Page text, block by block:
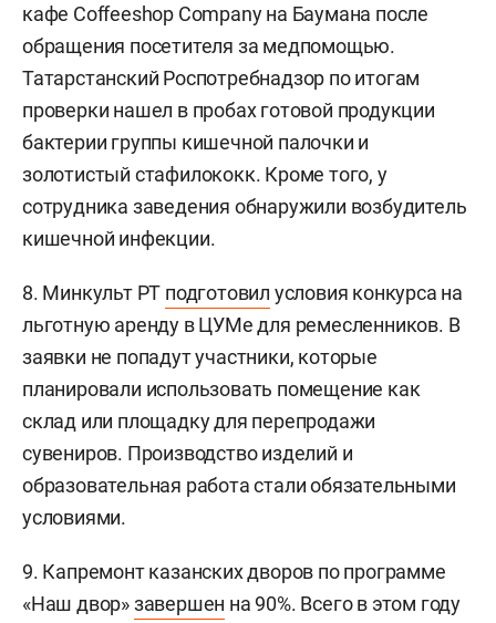
кафе Соffeeshop Company на Баумана после
обращения посетителя за медпомощью.
Татарстанский Роспотребнадзор по итогам
проверки нашел в пробах готовой продукции
бактерии группы кишечной палочки и
золотистый стафилококк. Кроме того, у
сотрудника заведения обнаружили возбудитель
кишечной инфекции.
8. Минкульт РТ подготовил условия конкурса на
льготную аренду в ЦУМе для ремесленников. В
заявки не попадут участники, которые
планировали использовать помещение как
склад или площадку для перепродажи
сувениров. Производство изделий и
образовательная работа стали обязательными
условиями.
9. Капремонт казанских дворов по программе
«Наш двор»завершен на 90%. Всего в этом году